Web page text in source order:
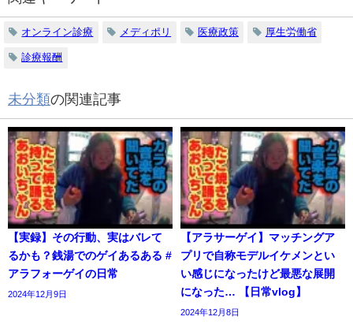
オンライン診療 メディポリ 医療政策 厚生労働省
診療報酬
未分類の関連記事
【実録】その行動、実はバレて
るかも？銭湯でのゲイあるある #
アラフォーゲイの日常
2024年12月9日
【アラサーゲイ】マッチングア
プリで自称モデルイケメンとい
い感じになったけど最悪な展開
になった… 【日常vlog】
2024年12月8日